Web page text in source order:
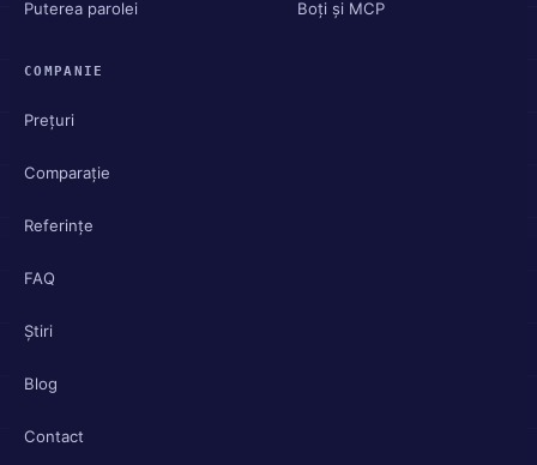
Puterea parolei Boți și MCP
COMPANIE
Prețuri
Comparație
Referințe
FAQ
Știri
Blog
Contact